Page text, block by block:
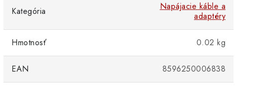
Kategória
Napájacie káble a
adaptéry
Hmotnosť 0.02 kg
EAN 8596250006838